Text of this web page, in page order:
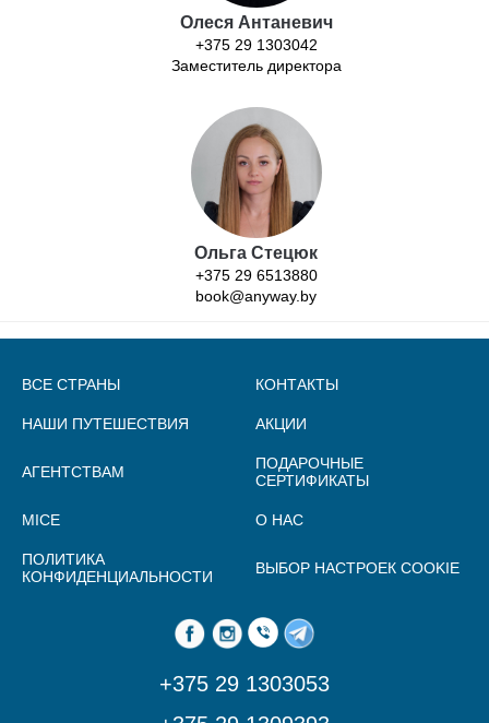
Олеся Антаневич
+375 29 1303042
Заместитель директора
Ольга Стецюк
+375 29 6513880
book@anyway.by
ВСЕ СТРАНЫ КОНТАКТЫ
НАШИ ПУТЕШЕСТВИЯ АКЦИИ
АГЕНТСТВАМ
ПОДАРОЧНЫЕ
СЕРТИФИКАТЫ
MICE О НАС
ПОЛИТИКА
КОНФИДЕНЦИАЛЬНОСТИ
ВЫБОР НАСТРОЕК COOKIE
+375 29 1303053